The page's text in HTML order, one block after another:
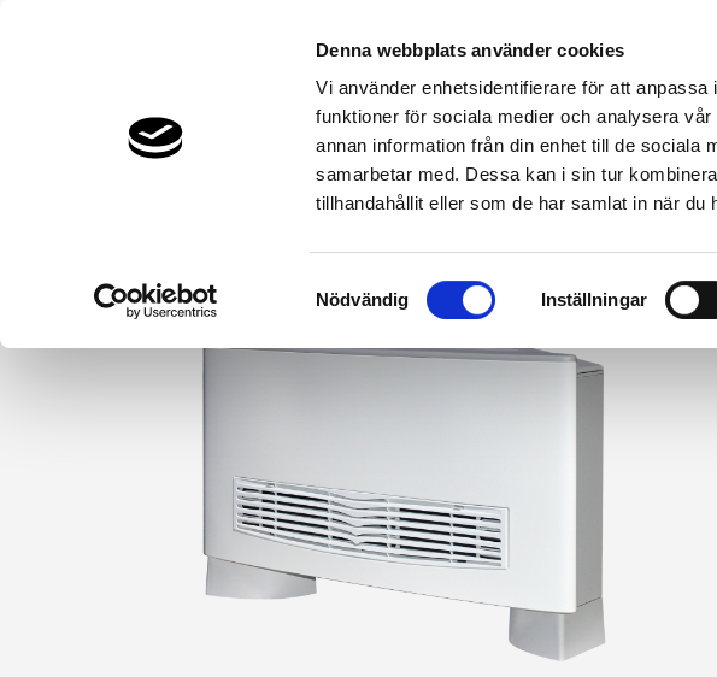
Denna webbplats använder cookies
Vi använder enhetsidentifierare för att
funktioner för sociala medier och analysera
annan information från din enhet till de sociala
samarbetar med. Dessa kan i sin tur
tillhandahållit eller som de har samlat in när du
Nödvändig Inställningar
Bergvärme & Jordvärme Luftvärme Värmepumpar &
VÄRMEPUMPAR & PRODUKTER UTGÅNGNA MODELLER